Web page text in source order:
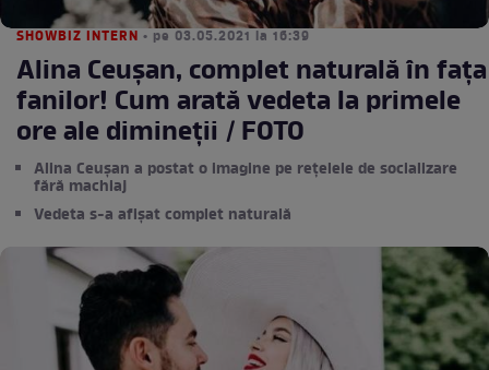
SHOWBIZ INTERN • pe 03.05.2021 la 16:39
Alina Ceușan, complet naturală în fața
fanilor! Cum arată vedeta la primele
ore ale dimineții / FOTO
Alina Ceușan a postat o imagine pe rețelele de socializare
fără machiaj
Vedeta s-a afișat complet naturală